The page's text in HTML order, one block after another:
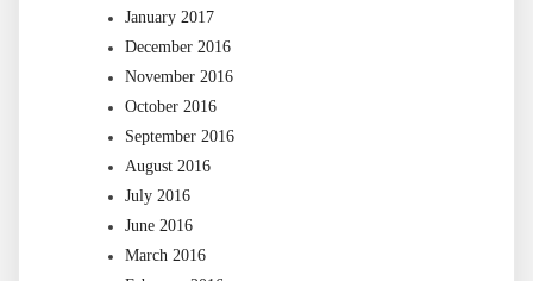
January 2017
December 2016
November 2016
October 2016
September 2016
August 2016
July 2016
June 2016
March 2016